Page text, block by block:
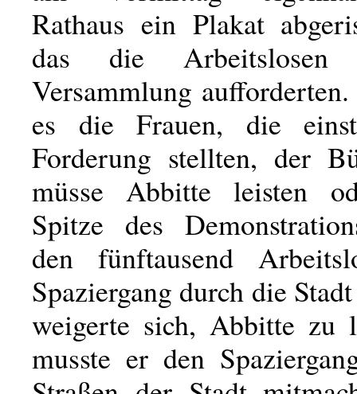
Rathaus ein Plakat
das die
Versammlung
es die Frauen, die
Forderung stellten, der
müsse Abbitte leisten
Spitze des
den fünftausend
Spaziergang durch die
weigerte sich, Abbitte zu
musste er den